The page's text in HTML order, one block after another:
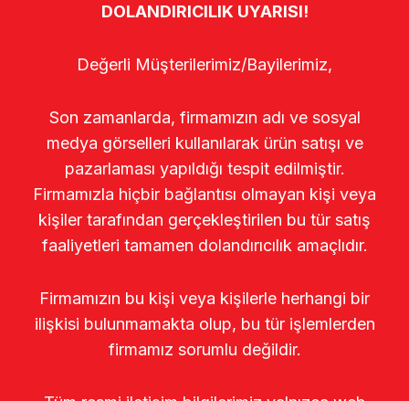
DOLANDIRICILIK UYARISI!
Değerli Müşterilerimiz/Bayilerimiz,
Son zamanlarda, firmamızın adı ve sosyal
medya görselleri kullanılarak ürün satışı ve
pazarlaması yapıldığı tespit edilmiştir.
Firmamızla hiçbir bağlantısı olmayan kişi veya
kişiler tarafından gerçekleştirilen bu tür satış
faaliyetleri tamamen dolandırıcılık amaçlıdır.
Firmamızın bu kişi veya kişilerle herhangi bir
ilişkisi bulunmamakta olup, bu tür işlemlerden
firmamız sorumlu değildir.